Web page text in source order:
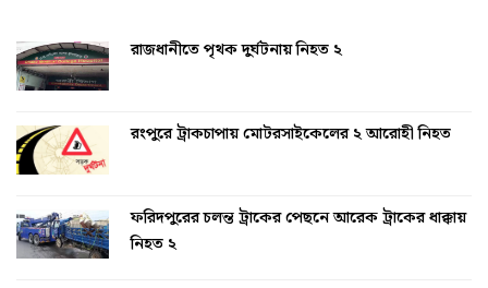
রাজধানীতে পৃথক দুর্ঘটনায় নিহত ২
রংপুরে ট্রাকচাপায় মোটরসাইকেলের ২ আরোহী নিহত
ফরিদপুরের চলন্ত ট্রাকের পেছনে আরেক ট্রাকের ধাক্কায়
নিহত ২